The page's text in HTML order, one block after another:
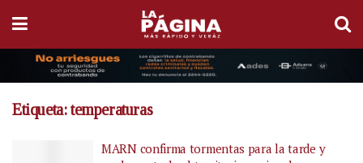
Etiqueta:temperaturas
MARN confirma tormentas para la tarde y